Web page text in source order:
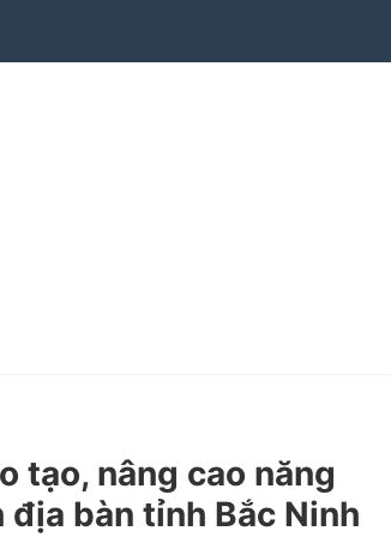
tạo, nâng cao năng
bàn tỉnh Bắc Ninh